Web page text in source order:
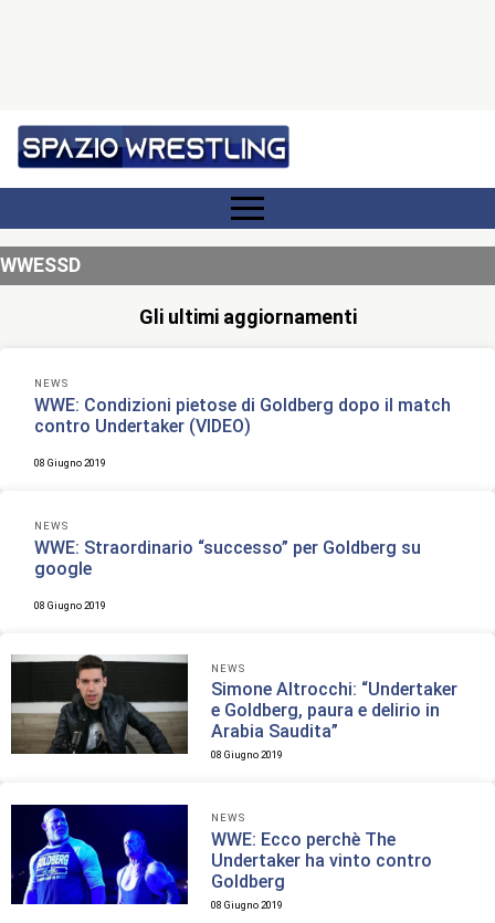
WWESSD
Gli ultimi aggiornamenti
NEWS
WWE: Condizioni pietose di Goldberg dopo il match
contro Undertaker (VIDEO)
08 Giugno 2019
NEWS
WWE: Straordinario “successo” per Goldberg su
google
08 Giugno 2019
NEWS
Simone Altrocchi: “Undertaker
e Goldberg, paura e delirio in
Arabia Saudita”
08 Giugno 2019
NEWS
WWE: Ecco perchè The
Undertaker ha vinto contro
Goldberg
08 Giugno 2019